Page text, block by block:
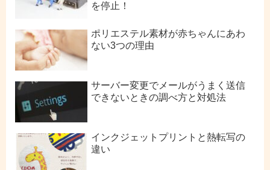
を停止！
ポリエステル素材が赤ちゃんにあわ
ない3つの理由
サーバー変更でメールがうまく送信
できないときの調べ方と対処法
インクジェットプリントと熱転写の
違い